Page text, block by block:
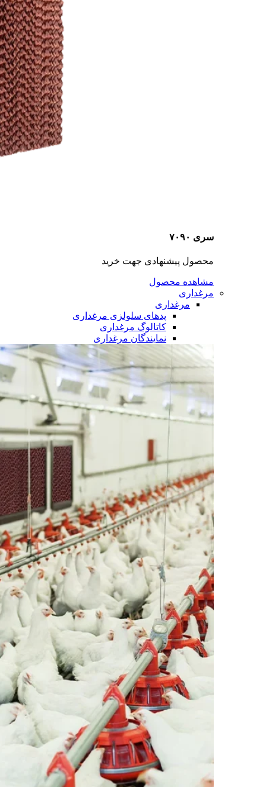
سری ۷۰۹۰
محصول پیشنهادی جهت خرید
مشاهده محصول
مرغداری
مرغداری
پدهای سلولزی مرغداری
کاتالوگ مرغداری
نمایندگان مرغداری